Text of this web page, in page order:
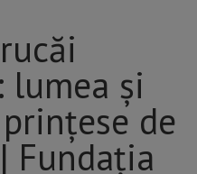
lumea şi
de
Fundația